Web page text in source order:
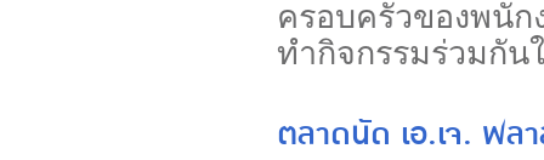
ครอบครัวของพนัก
ทำกิจกรรมร่วมกั
ตลาดนัด เอ.เจ. พล